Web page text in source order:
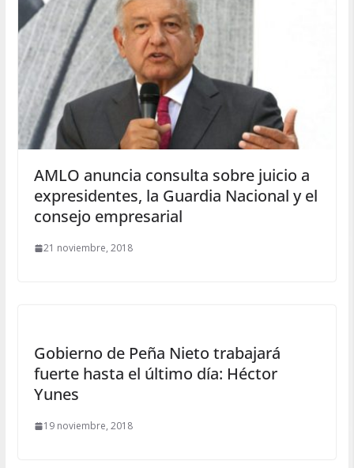
AMLO anuncia consulta sobre juicio a
expresidentes, la Guardia Nacional y el
consejo empresarial
21 noviembre, 2018
Gobierno de Peña Nieto trabajará
fuerte hasta el último día: Héctor
Yunes
19 noviembre, 2018